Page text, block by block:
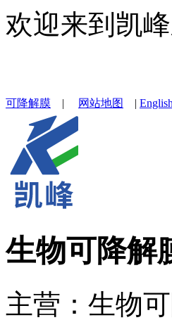
欢迎来到凯
可降解膜 | 网站地图 | English
生物可降解
主营：生物